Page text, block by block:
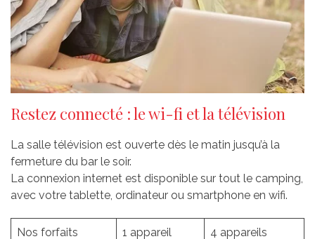
Restez connecté : le wi-fi et la télévision
La salle télévision est ouverte dès le matin jusqu’à la
fermeture du bar le soir.
La connexion internet est disponible sur tout le camping,
avec votre tablette, ordinateur ou smartphone en wifi.
Nos forfaits 1 appareil 4 appareils